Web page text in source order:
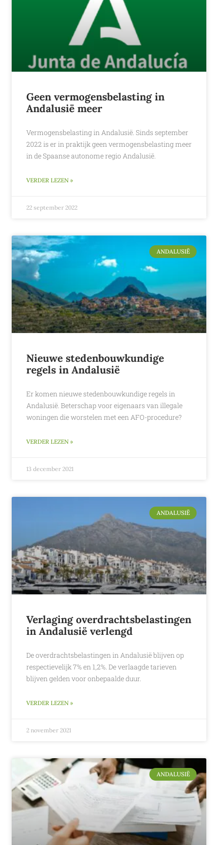
Geen vermogensbelasting in
Andalusië meer
Vermogensbelasting in Andalusië. Sinds september
2022 is er in praktijk geen vermogensbelasting meer
in de Spaanse autonome regio Andalusië.
VERDER LEZEN »
22 september 2022
ANDALUSIË
Nieuwe stedenbouwkundige
regels in Andalusië
Er komen nieuwe stedenbouwkundige regels in
Andalusië. Beterschap voor eigenaars van illegale
woningen die worstelen met een AFO-procedure?
VERDER LEZEN »
13 december 2021
ANDALUSIË
Verlaging overdrachtsbelastingen
in Andalusië verlengd
De overdrachtsbelastingen in Andalusië blijven op
respectievelijk 7% en 1,2%. De verlaagde tarieven
blijven gelden voor onbepaalde duur.
VERDER LEZEN »
2 november 2021
ANDALUSIË